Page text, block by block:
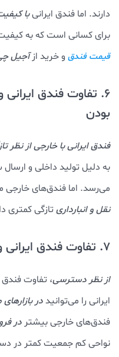
دارند. اما فندق ایرانیبا
برای کسانی است که به
قیمت فندق و خرید ازآجیل
6. تفاوت فندق
بودن
فندق ایرانی با خارجی از نظر
به دلیل تولید داخلی و
می‌رسد. اما فندق‌های
نقل و انبارداری تازگی کمتری
7. تفاوت فندق ایرانی و خارجی از نظر دسترسی
از نظر دسترسی، تفاوت
ایرانی را می‌توانیددر
فندق‌های خارجی بیشتر در
نواحی کم جمعیت کمتر در